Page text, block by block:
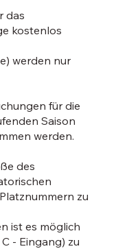
das
kostenlos
werden nur
für die
Saison
werden.
des
zu
ist es möglich
- Eingang) zu